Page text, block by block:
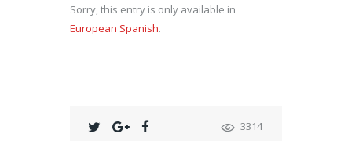
Sorry, this entry is only available in
European Spanish.
3314